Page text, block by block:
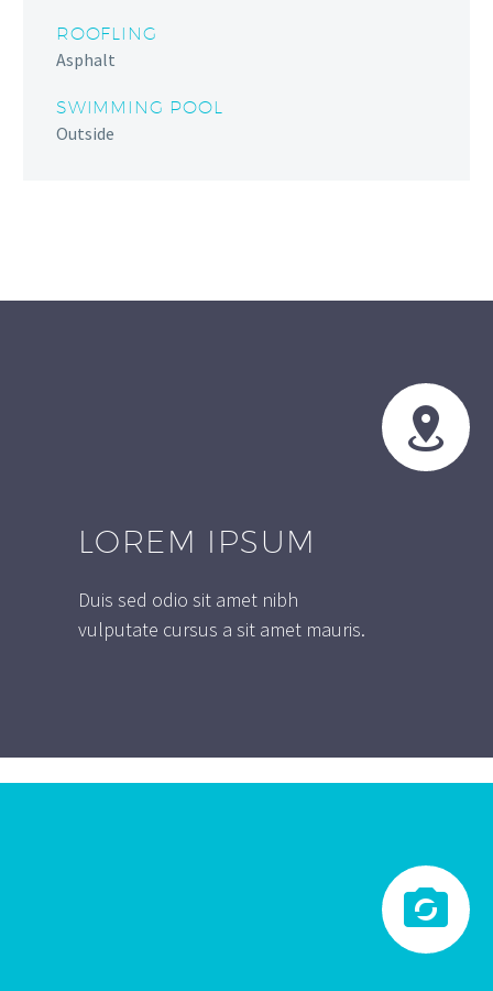
ROOFLING
Asphalt
SWIMMING POOL
Outside


LOREM IPSUM
Duis sed odio sit amet nibh
vulputate cursus a sit amet mauris.

